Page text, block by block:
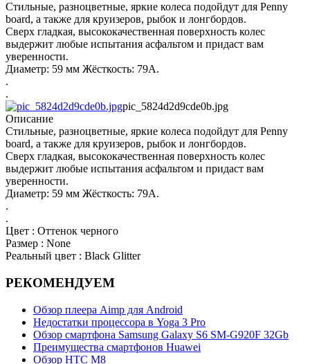
Стильные, разноцветные, яркие колеса подойдут для Penny
board, а также для круизеров, рыбок и лонгбордов.
Сверх гладкая, высококачественная поверхность колес
выдержит любые испытания асфальтом и придаст вам
уверенности.
Диаметр: 59 мм Жёсткость: 79А.
.
.
pic_5824d2d9cde0b.jpg
Описание
Стильные, разноцветные, яркие колеса подойдут для Penny
board, а также для круизеров, рыбок и лонгбордов.
Сверх гладкая, высококачественная поверхность колес
выдержит любые испытания асфальтом и придаст вам
уверенности.
Диаметр: 59 мм Жёсткость: 79А.
.
.
Цвет : Оттенок черного
Размер : None
Реальный цвет : Black Glitter
РЕКОМЕНДУЕМ
Обзор плеера Aimp для Android
Недостатки процессора в Yoga 3 Pro
Обзор смартфона Samsung Galaxy S6 SM-G920F 32Gb
Преимущества смартфонов Huawei
Обзор НТС М8